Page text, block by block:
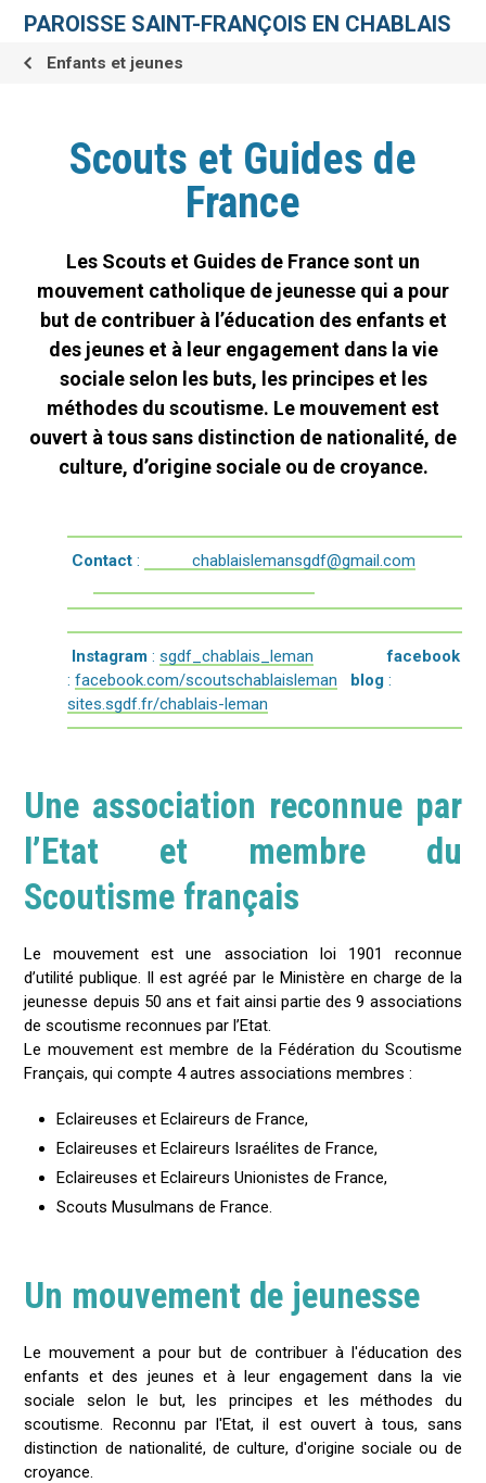
contenu.
personnelsPAROISSE SAINT-FRANÇOIS EN CHABLAIS
Enfants et jeunes
Scouts et Guides de
France
Les Scouts et Guides de France sont un
mouvement catholique de jeunesse qui a pour
but de contribuer à l’éducation des enfants et
des jeunes et à leur engagement dans la vie
sociale selon les buts, les principes et les
méthodes du scoutisme. Le mouvement est
ouvert à tous sans distinction de nationalité, de
culture, d’origine sociale ou de croyance.
Contact: chablaislemansgdf@gmail.com
Instagram:sgdf_chablais_leman
facebook
:facebook.com/scoutschablaisleman blog:
sites.sgdf.fr/chablais-leman
Une association reconnue par
l’Etat et membre du
Scoutisme français
Le mouvement est une association loi 1901 reconnue
d’utilité publique. Il est agréé par le Ministère en charge de la
jeunesse depuis 50 ans et fait ainsi partie des 9 associations
de scoutisme reconnues par l’Etat.
Le mouvement est membre de la Fédération du Scoutisme
Français, qui compte 4 autres associations membres :
Eclaireuses et Eclaireurs de France,
Eclaireuses et Eclaireurs Israélites de France,
Eclaireuses et Eclaireurs Unionistes de France,
Scouts Musulmans de France.
Un mouvement de jeunesse
Le mouvement a pour but de contribuer à l'éducation des
enfants et des jeunes et à leur engagement dans la vie
sociale selon le but, les principes et les méthodes du
scoutisme. Reconnu par l'Etat, il est ouvert à tous, sans
distinction de nationalité, de culture, d'origine sociale ou de
croyance.